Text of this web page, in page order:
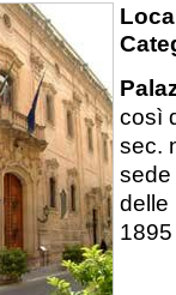
così
sec.
sede
delle